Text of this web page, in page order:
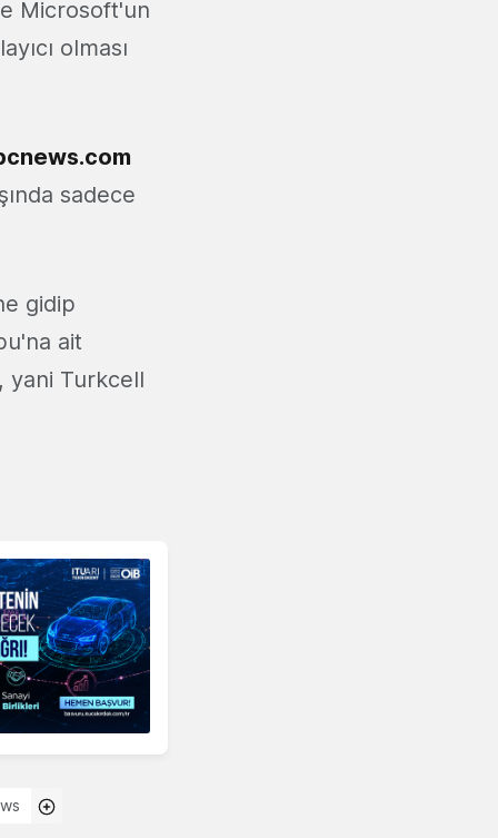
Microsoft'un
olması
sadece
gidip
ait
yani Turkcell